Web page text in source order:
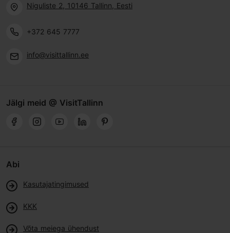
Niguliste 2, 10146 Tallinn, Eesti
+372 645 7777
info@visittallinn.ee
Jälgi meid @ VisitTallinn
Abi
Kasutajatingimused
KKK
Võta meiega ühendust